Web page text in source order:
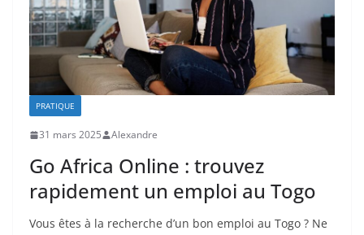
PRATIQUE
31 mars 2025 Alexandre
Go Africa Online : trouvez
rapidement un emploi au Togo
Vous êtes à la recherche d’un bon emploi au Togo ? Ne